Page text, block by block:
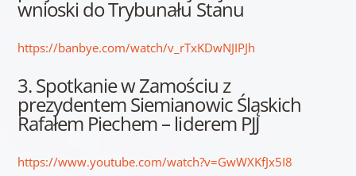
wnioski do Trybunału Stanu
https://banbye.com/watch/v_rTxKDwNJIPJh
3. Spotkanie w Zamościu z
prezydentem Siemianowic Śląskich
Rafałem Piechem – liderem PJJ
https://www.youtube.com/watch?v=GwWXKfJx5I8